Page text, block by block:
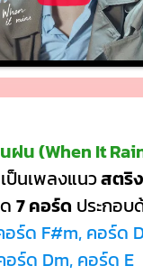
ฝน (When It
ป็นเพลงแนวสตริง
7 คอร์ด ประกอบ
ร์ด F#m, คอร์ด
อร์ด Dm, คอร์ด E